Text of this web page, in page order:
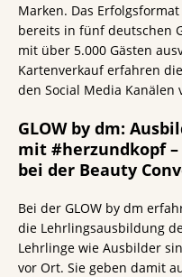
Marken. Das
bereits in fünf deutschen
mit über 5.000 Gästen
Kartenverkauf erfahren
den Social Media Kanälen
GLOW by dm:
mit #herzundkopf
bei der Beauty
Bei der GLOW by dm
die Lehrlingsausbildung
Lehrlinge wie Ausbilder
vor Ort. Sie geben damit